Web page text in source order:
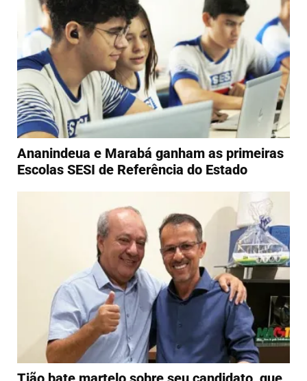
Ananindeua e Marabá ganham as primeiras
Escolas SESI de Referência do Estado